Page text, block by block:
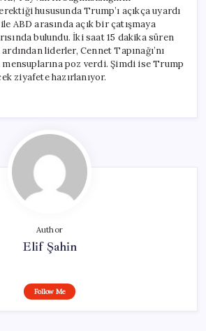
hususunda Trump’ı açıkça uyardı
ABD arasında açık bir çatışmaya
bulundu. İki saat 15 dakika süren
liderler, Cennet Tapınağı’nı
poz verdi. Şimdi ise Trump
ziyafete hazırlanıyor.
Author
Elif Şahin
Follow Me